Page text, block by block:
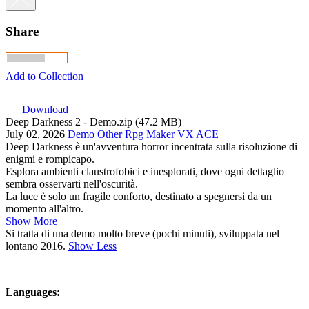
Share
Add to Collection
Download
Deep Darkness 2 - Demo.zip (47.2 MB)
July 02, 2026 Demo Other Rpg Maker VX ACE
Deep Darkness è un'avventura horror incentrata sulla risoluzione di
enigmi e rompicapo.
Esplora ambienti claustrofobici e inesplorati, dove ogni dettaglio
sembra osservarti nell'oscurità.
La luce è solo un fragile conforto, destinato a spegnersi da un
momento all'altro.
Show More
Si tratta di una demo molto breve (pochi minuti), sviluppata nel
lontano 2016. Show Less
Languages: